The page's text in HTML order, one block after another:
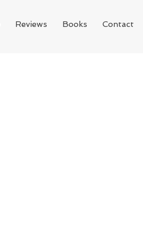
Reviews Books Contact